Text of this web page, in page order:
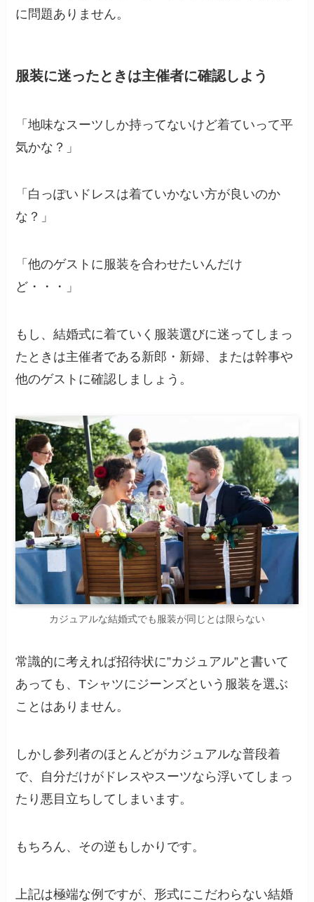
に問題ありません。
服装に迷ったときは主催者に確認しよう
「地味なスーツしか持ってないけど着ていって平
気かな？」
「白っぽいドレスは着ていかない方が良いのか
な？」
「他のゲストに服装を合わせたいんだけ
ど・・・」
もし、結婚式に着ていく服装選びに迷ってしまっ
たときは主催者である新郎・新婦、または幹事や
他のゲストに確認しましょう。
カジュアルな結婚式でも服装が同じとは限らない
常識的に考えれば招待状に”カジュアル”と書いて
あっても、Tシャツにジーンズという服装を選ぶ
ことはありません。
しかし参列者のほとんどがカジュアルな普段着
で、自分だけがドレスやスーツなら浮いてしまっ
たり悪目立ちしてしまいます。
もちろん、その逆もしかりです。
上記は極端な例ですが、形式にこだわらない結婚